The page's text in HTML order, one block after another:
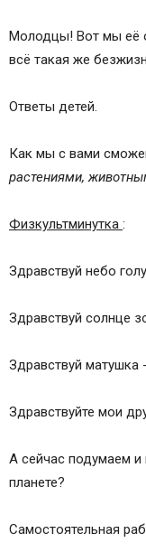
Молодцы! Вот мы её
всё такая же
Ответы детей.
Как мы с вами
растениями,
Физкультминутка :
Здравствуй небо
Здравствуй солнце
Здравствуй матушка -
Здравствуйте мои
А сейчас подумаем
планете?
Самостоятельная